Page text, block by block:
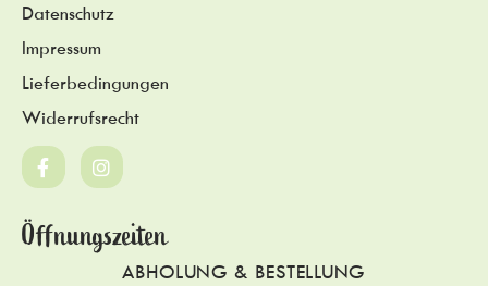
Datenschutz
Impressum
Lieferbedingungen
Widerrufsrecht
Öffnungszeiten
ABHOLUNG & BESTELLUNG